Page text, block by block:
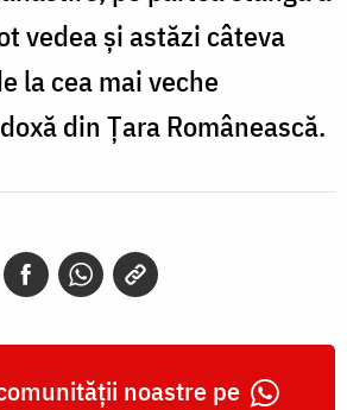
vedea și astăzi câteva
la cea mai veche
din Țara Românească.
noastre pe